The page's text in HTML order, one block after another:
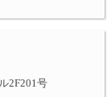
2F201号